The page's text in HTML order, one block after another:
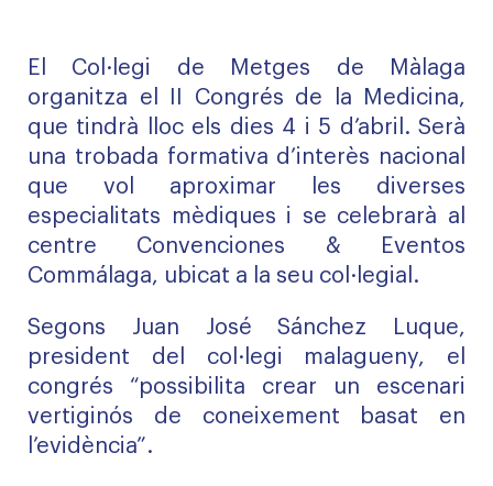
El Col·legi de Metges de Màlaga
organitza el II Congrés de la Medicina,
que tindrà lloc els dies 4 i 5 d’abril. Serà
una trobada formativa d’interès nacional
que vol aproximar les diverses
especialitats mèdiques i se celebrarà al
centre Convenciones & Eventos
Commálaga, ubicat a la seu col·legial.
Segons Juan José Sánchez Luque,
president del col·legi malagueny, el
congrés “possibilita crear un escenari
vertiginós de coneixement basat en
l’evidència”.